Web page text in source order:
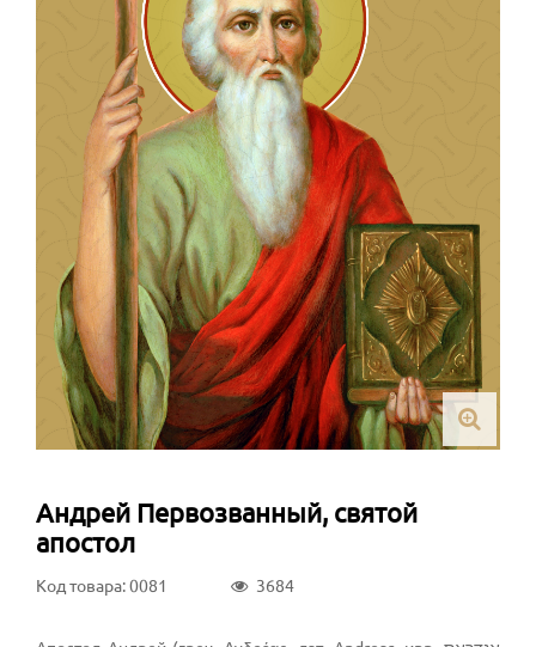
Андрей Первозванный, святой
апостол
Код товара: 0081 3684